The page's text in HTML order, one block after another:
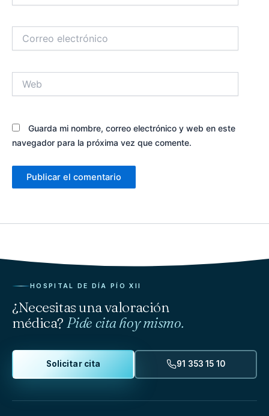
electrónico
Guarda mi nombre, correo electrónico y web en este
navegador para la próxima vez que comente.
HOSPITAL DE DÍA PÍO XII
¿Necesitas una valoración
médica? Pide cita hoy mismo.
Solicitar cita 91 353 15 10